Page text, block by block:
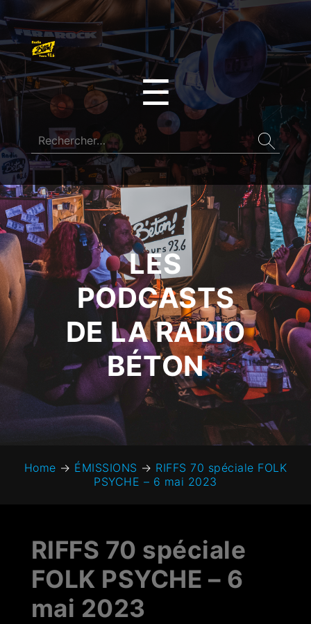
☰
LES
PODCASTS
DE LA RADIO
BÉTON
Home → ÉMISSIONS → RIFFS 70 spéciale FOLK
PSYCHE – 6 mai 2023
RIFFS 70 spéciale
FOLK PSYCHE – 6
mai 2023